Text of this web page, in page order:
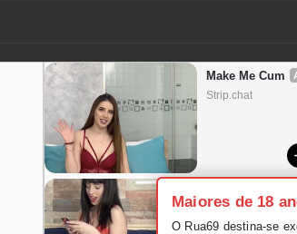
Maiores de 18
O Rua69 destina-se